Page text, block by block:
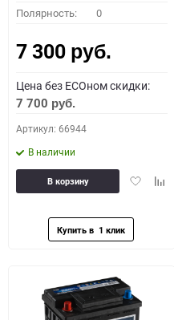
Полярность: 0
7 300 руб.
Цена без ECOном скидки:
7 700 руб.
Артикул: 66944
В наличии
Добавить
В корзину